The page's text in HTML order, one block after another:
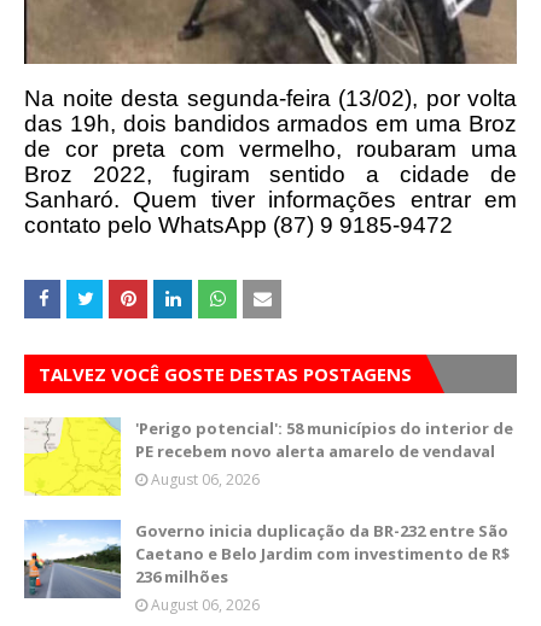
Na noite desta segunda-feira (13/02), por volta
das 19h, dois bandidos armados em uma Broz
de cor preta com vermelho, roubaram uma
Broz 2022, fugiram sentido a cidade de
Sanharó. Quem tiver informações entrar em
contato pelo WhatsApp (87) 9 9185-9472
TALVEZ VOCÊ GOSTE DESTAS POSTAGENS
'Perigo potencial': 58 municípios do interior de
PE recebem novo alerta amarelo de vendaval
August 06, 2026
Governo inicia duplicação da BR-232 entre São
Caetano e Belo Jardim com investimento de R$
236 milhões
August 06, 2026